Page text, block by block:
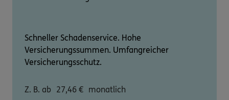
Schneller Schadenservice. Hohe
Versicherungssummen. Umfangreicher
Versicherungsschutz.
Z. B. ab 27,46 € monatlich